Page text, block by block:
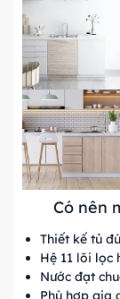
Có nên
Thiết kế tủ
Hệ 11 lõi lọc
Nước đạt
Phù hợp gia